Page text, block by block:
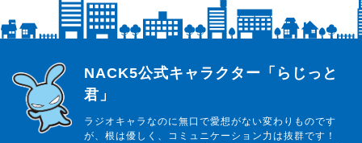
らじっと君
NACK5公式キャラクター「らじっと
君」
ラジオキャラなのに無口で愛想がない変わりものです
が、根は優しく、コミュニケーション力は抜群です！